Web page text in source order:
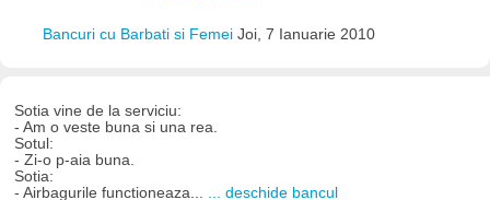
Bancuri cu Barbati si Femei Joi, 7 Ianuarie 2010
Sotia vine de la serviciu:
- Am o veste buna si una rea.
Sotul:
- Zi-o p-aia buna.
Sotia:
- Airbagurile functioneaza...
... deschide bancul